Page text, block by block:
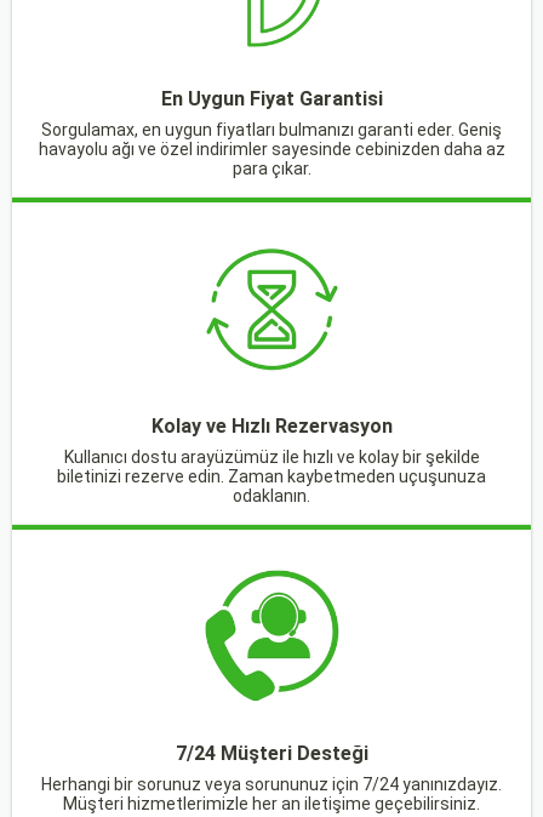
En Uygun Fiyat Garantisi
Sorgulamax, en uygun fiyatları bulmanızı garanti eder. Geniş
havayolu ağı ve özel indirimler sayesinde cebinizden daha az
para çıkar.
Kolay ve Hızlı Rezervasyon
Kullanıcı dostu arayüzümüz ile hızlı ve kolay bir şekilde
biletinizi rezerve edin. Zaman kaybetmeden uçuşunuza
odaklanın.
7/24 Müşteri Desteği
Herhangi bir sorunuz veya sorununuz için 7/24 yanınızdayız.
Müşteri hizmetlerimizle her an iletişime geçebilirsiniz.